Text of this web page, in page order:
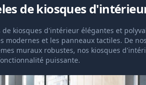
de kiosques
de kiosques d'intérieur élégantes et
modernes et les panneaux tactiles. De
muraux robustes, nos kiosques
puissante.